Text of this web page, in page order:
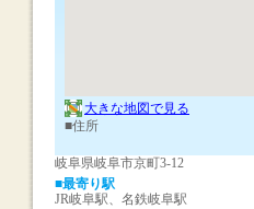
大きな地図で見る
■住所
岐阜県岐阜市京町3-12
■最寄り駅
JR岐阜駅、名鉄岐阜駅